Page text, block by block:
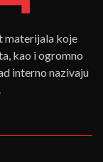
materijala koje
kao i ogromno
interno nazivaju